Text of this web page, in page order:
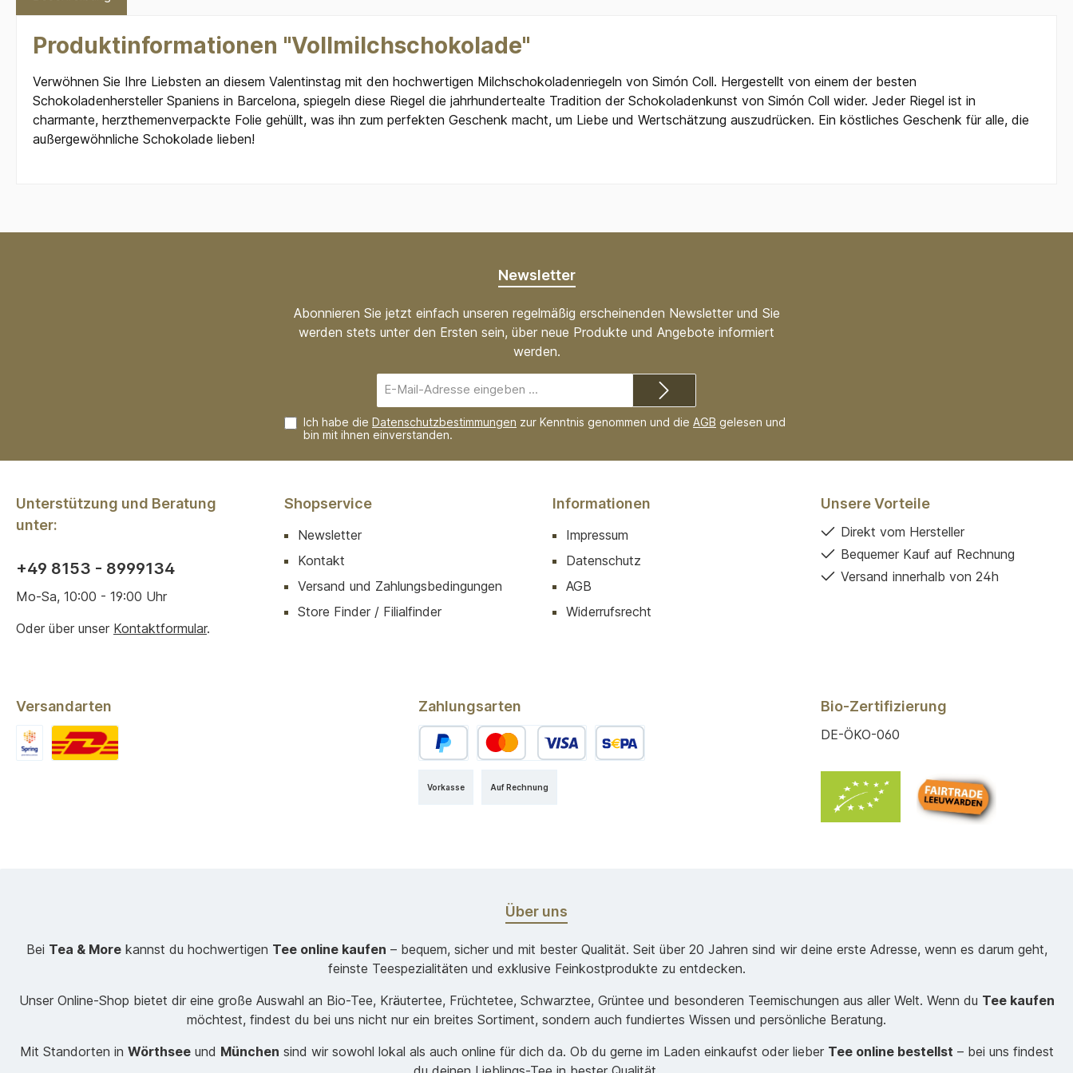
Produktinformationen "Vollmilchschokolade"
Verwöhnen Sie Ihre Liebsten an diesem Valentinstag mit den hochwertigen Milchschokoladenriegeln von Simón Coll. Hergestellt von einem der besten
Schokoladenhersteller Spaniens in Barcelona, spiegeln diese Riegel die jahrhundertealte Tradition der Schokoladenkunst von Simón Coll wider. Jeder Riegel ist in
charmante, herzthemenverpackte Folie gehüllt, was ihn zum perfekten Geschenk macht, um Liebe und Wertschätzung auszudrücken. Ein köstliches Geschenk für alle, die
außergewöhnliche Schokolade lieben!
Newsletter
Abonnieren Sie jetzt einfach unseren regelmäßig erscheinenden Newsletter und Sie
werden stets unter den Ersten sein, über neue Produkte und Angebote informiert
werden.
Mail-
Adresse*
Ich habe die Datenschutzbestimmungen zur Kenntnis genommen und die AGB gelesen und
bin mit ihnen einverstanden.
Unterstützung und Beratung
unter:
+49 8153 - 8999134
Mo-Sa, 10:00 - 19:00 Uhr
Oder über unser Kontaktformular.
Shopservice
Newsletter
Kontakt
Versand und Zahlungsbedingungen
Store Finder / Filialfinder
Informationen
Impressum
Datenschutz
AGB
Widerrufsrecht
Unsere Vorteile
Direkt vom Hersteller
Bequemer Kauf auf Rechnung
Versand innerhalb von 24h
Versandarten Zahlungsarten
Auf Rechnung
Vorkasse
Bio-Zertifizierung
DE-ÖKO-060
Über uns
Bei Tea & Morekannst du hochwertigen Tee online kaufen – bequem, sicher und mit bester Qualität. Seit über 20 Jahren sind wir deine erste Adresse, wenn es darum geht,
feinste Teespezialitäten und exklusive Feinkostprodukte zu entdecken.
Unser Online-Shop bietet dir eine große Auswahl an Bio-Tee, Kräutertee, Früchtetee, Schwarztee, Grüntee und besonderen Teemischungen aus aller Welt. Wenn du Tee kaufen
möchtest, findest du bei uns nicht nur ein breites Sortiment, sondern auch fundiertes Wissen und persönliche Beratung.
Mit Standorten in Wörthseeund München sind wir sowohl lokal als auch online für dich da. Ob du gerne im Laden einkaufst oder lieber Tee online bestellst – bei uns findest